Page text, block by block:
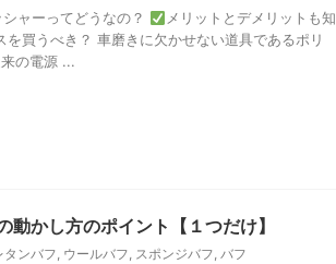
ャーってどうなの？
メリットとデメリットも知
を買うべき？ 車磨きに欠かせない道具であるポリ
の電源 ...
動かし方のポイント【１つだけ】
タンバフ, ウールバフ, スポンジバフ, バフ